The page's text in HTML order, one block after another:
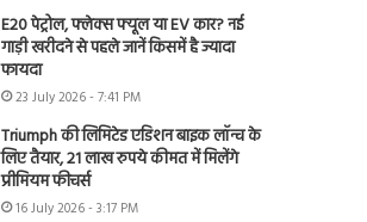
E20 पेट्रोल, फ्लेक्स फ्यूल या EV कार? नई
गाड़ी खरीदने से पहले जानें किसमें है ज्यादा
फायदा
23 July 2026 - 7:41 PM
Triumph की लिमिटेड एडिशन बाइक लॉन्च के
लिए तैयार, 21 लाख रुपये कीमत में मिलेंगे
प्रीमियम फीचर्स
16 July 2026 - 3:17 PM